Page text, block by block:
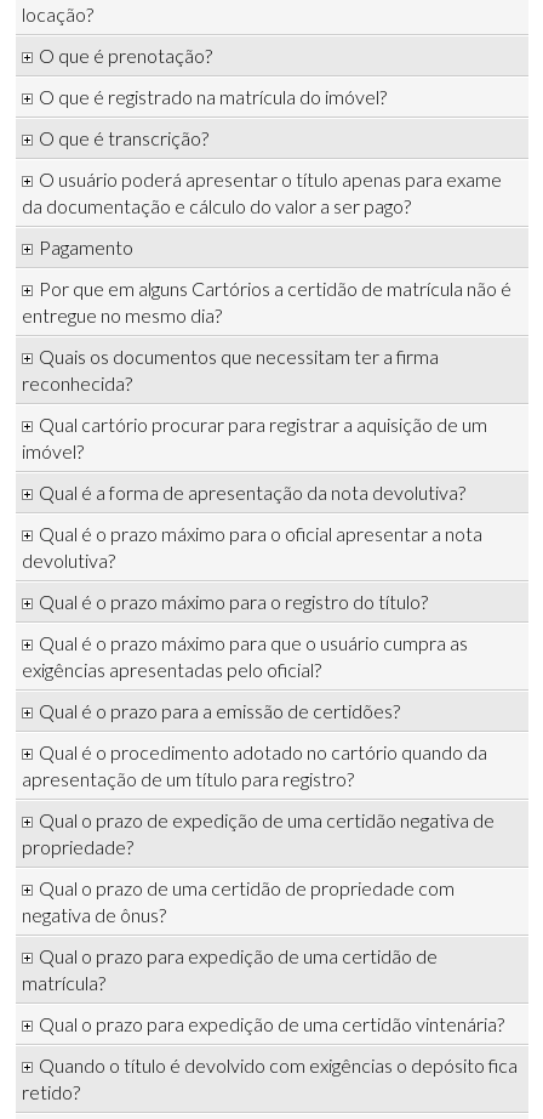
locação?
O que é prenotação?
O que é registrado na matrícula do imóvel?
O que é transcrição?
O usuário poderá apresentar o título apenas para exame
da documentação e cálculo do valor a ser pago?
Pagamento
Por que em alguns Cartórios a certidão de matrícula não é
entregue no mesmo dia?
Quais os documentos que necessitam ter a firma
reconhecida?
Qual cartório procurar para registrar a aquisição de um
imóvel?
Qual é a forma de apresentação da nota devolutiva?
Qual é o prazo máximo para o oficial apresentar a nota
devolutiva?
Qual é o prazo máximo para o registro do título?
Qual é o prazo máximo para que o usuário cumpra as
exigências apresentadas pelo oficial?
Qual é o prazo para a emissão de certidões?
Qual é o procedimento adotado no cartório quando da
apresentação de um título para registro?
Qual o prazo de expedição de uma certidão negativa de
propriedade?
Qual o prazo de uma certidão de propriedade com
negativa de ônus?
Qual o prazo para expedição de uma certidão de
matrícula?
Qual o prazo para expedição de uma certidão vintenária?
Quando o título é devolvido com exigências o depósito fica
retido?